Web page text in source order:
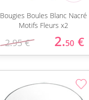
Bougies Boules Blanc Nacré
Motifs Fleurs x2
2.95 € 2.50 €